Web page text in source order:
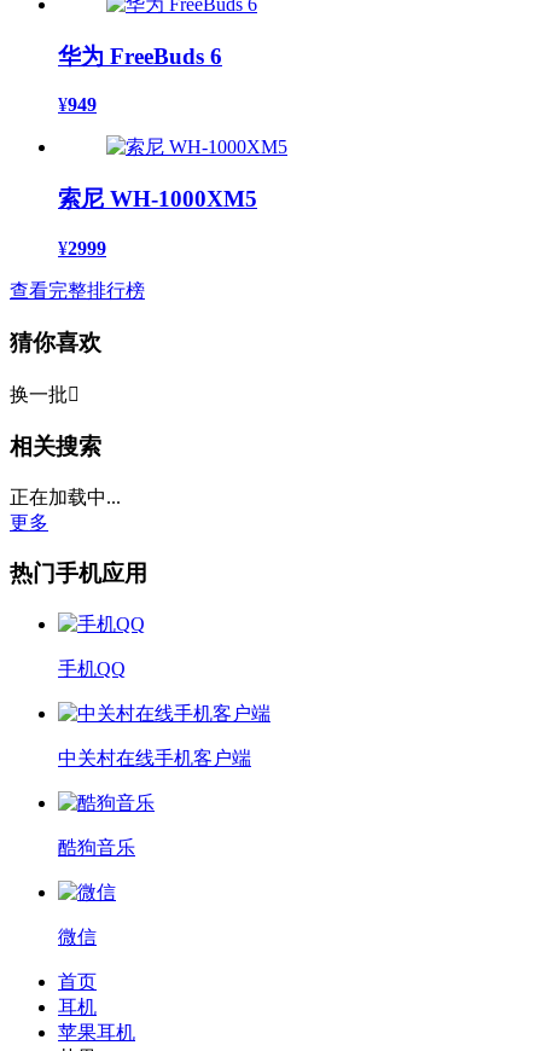
华为 FreeBuds 6
¥949
索尼 WH-1000XM5
¥2999
查看完整排行榜
猜你喜欢
换一批
相关搜索
正在加载中...
更多
热门手机应用
手机QQ
中关村在线手机客户端
酷狗音乐
微信
首页
耳机
苹果耳机